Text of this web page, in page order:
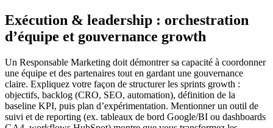
Exécution & leadership : orchestration
d’équipe et gouvernance growth
Un Responsable Marketing doit démontrer sa capacité à coordonner
une équipe et des partenaires tout en gardant une gouvernance
claire. Expliquez votre façon de structurer les sprints growth :
objectifs, backlog (CRO, SEO, automation), définition de la
baseline KPI, puis plan d’expérimentation. Mentionner un outil de
suivi et de reporting (ex. tableaux de bord Google/BI ou dashboards